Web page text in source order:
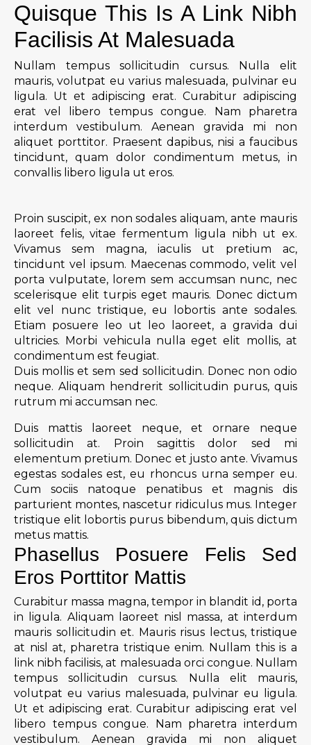
Quisque This Is A Link Nibh
Facilisis At Malesuada
Nullam tempus sollicitudin cursus. Nulla elit
mauris, volutpat eu varius malesuada, pulvinar eu
ligula. Ut et adipiscing erat. Curabitur adipiscing
erat vel libero tempus congue. Nam pharetra
interdum vestibulum. Aenean gravida mi non
aliquet porttitor. Praesent dapibus, nisi a faucibus
tincidunt, quam dolor condimentum metus, in
convallis libero ligula ut eros.
Proin suscipit, ex non sodales aliquam, ante mauris
laoreet felis, vitae fermentum ligula nibh ut ex.
Vivamus sem magna, iaculis ut pretium ac,
tincidunt vel ipsum. Maecenas commodo, velit vel
porta vulputate, lorem sem accumsan nunc, nec
scelerisque elit turpis eget mauris. Donec dictum
elit vel nunc tristique, eu lobortis ante sodales.
Etiam posuere leo ut leo laoreet, a gravida dui
ultricies. Morbi vehicula nulla eget elit mollis, at
condimentum est feugiat.
Duis mollis et sem sed sollicitudin. Donec non odio
neque. Aliquam hendrerit sollicitudin purus, quis
rutrum mi accumsan nec.
Duis mattis laoreet neque, et ornare neque
sollicitudin at. Proin sagittis dolor sed mi
elementum pretium. Donec et justo ante. Vivamus
egestas sodales est, eu rhoncus urna semper eu.
Cum sociis natoque penatibus et magnis dis
parturient montes, nascetur ridiculus mus. Integer
tristique elit lobortis purus bibendum, quis dictum
metus mattis.
Phasellus Posuere Felis Sed
Eros Porttitor Mattis
Curabitur massa magna, tempor in blandit id, porta
in ligula. Aliquam laoreet nisl massa, at interdum
mauris sollicitudin et. Mauris risus lectus, tristique
at nisl at, pharetra tristique enim. Nullam this is a
link nibh facilisis, at malesuada orci congue. Nullam
tempus sollicitudin cursus. Nulla elit mauris,
volutpat eu varius malesuada, pulvinar eu ligula.
Ut et adipiscing erat. Curabitur adipiscing erat vel
libero tempus congue. Nam pharetra interdum
vestibulum. Aenean gravida mi non aliquet